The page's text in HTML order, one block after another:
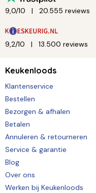
9,0/10 20.555 reviews
9,2/10 13.500 reviews
Keukenloods
Klantenservice
Bestellen
Bezorgen & afhalen
Betalen
Annuleren & retourneren
Service & garantie
Blog
Over ons
Werken bij Keukenloods